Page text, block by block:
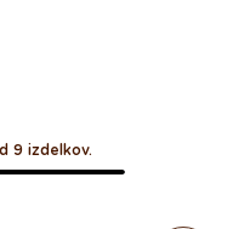
9 izdelkov.